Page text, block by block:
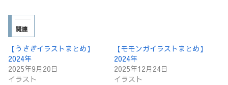
関連
【うさぎイラストまとめ】
2024年
2025年9月20日
イラスト
【モモンガイラストまとめ】
2024年
2025年12月24日
イラスト